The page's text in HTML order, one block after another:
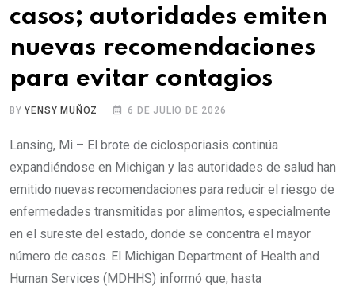
casos; autoridades emiten
nuevas recomendaciones
para evitar contagios
BYYENSY MUÑOZ 6 DE JULIO DE 2026
Lansing, Mi – El brote de ciclosporiasis continúa
expandiéndose en Michigan y las autoridades de salud han
emitido nuevas recomendaciones para reducir el riesgo de
enfermedades transmitidas por alimentos, especialmente
en el sureste del estado, donde se concentra el mayor
número de casos. El Michigan Department of Health and
Human Services (MDHHS) informó que, hasta